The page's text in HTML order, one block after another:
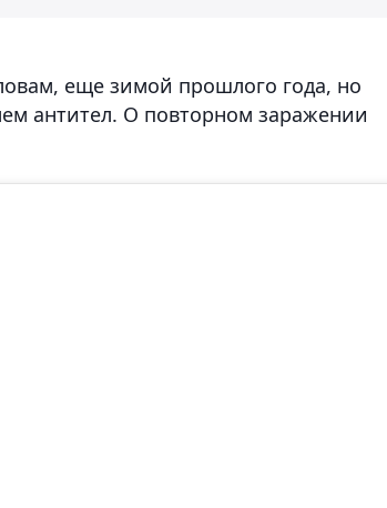
еще зимой прошлого года, но
антител. О повторном заражении